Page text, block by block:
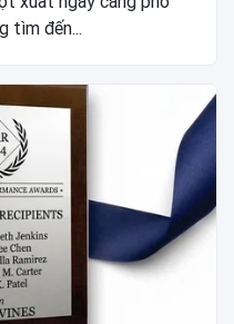
tìm đến...